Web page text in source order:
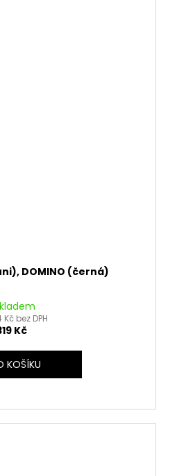
DOMINO (černá)
Kč bez DPH
Kč
KOŠÍKU